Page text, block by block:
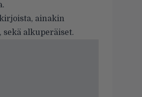
ainakin
alkuperäiset.